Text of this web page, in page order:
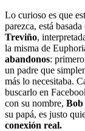
Lo curioso es que
parezca, está basada
Treviño,
la misma de
abandonos:
un padre que
más lo necesitaba.
buscarlo en
con su nombre,
su papá, es justo
conexión real.